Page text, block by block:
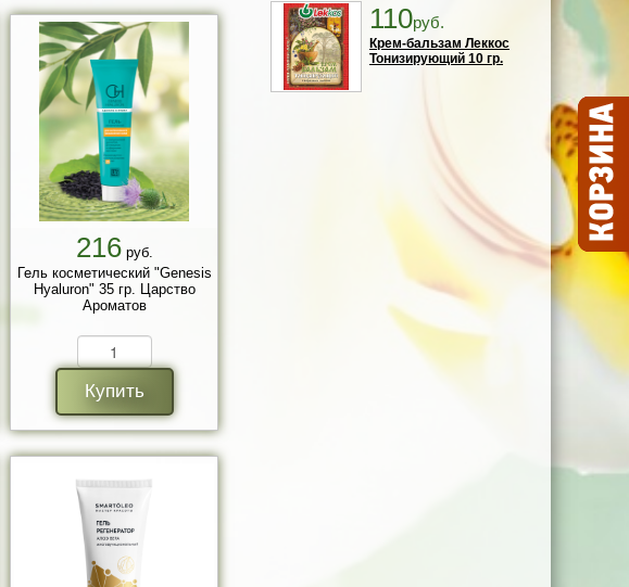
216руб.
Гель косметический "Genesis
Hyaluron" 35 гр. Царство
Ароматов
Купить
110руб.
Крем-бальзам Леккос
Тонизирующий 10 гр.